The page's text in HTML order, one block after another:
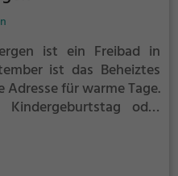
ist ein Freibad in
ist das Beheiztes
Adresse für warme Tage.
oder
Kosten. Bei gutem
im Beheiztes Freibad